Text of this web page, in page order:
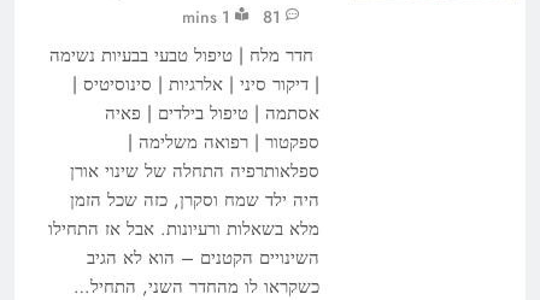
81
1 mins
חדר מלח | טיפול טבעי בבעיות נשימה
| דיקור סיני | אלרגיות | סינוסיטיס |
אסתמה | טיפול בילדים | פאיה
ספקטור | רפואה משלימה |
ספלאותרפיה התחלה של שינוי אורן
היה ילד שמח וסקרן, כזה שכל הזמן
מלא בשאלות ורעיונות. אבל אז התחילו
השינויים הקטנים – הוא לא הגיב
כשקראו לו מהחדר השני, התחיל…